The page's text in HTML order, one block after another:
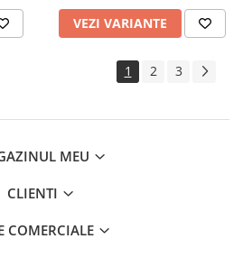
VEZI VARIANTE
1 2 3
MEU
CLIENTI
COMERCIALE